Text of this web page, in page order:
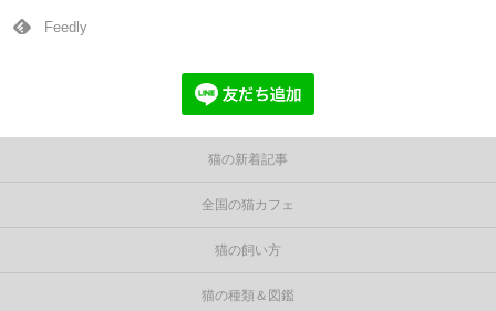
Feedly
猫の新着記事
全国の猫カフェ
猫の飼い方
猫の種類＆図鑑